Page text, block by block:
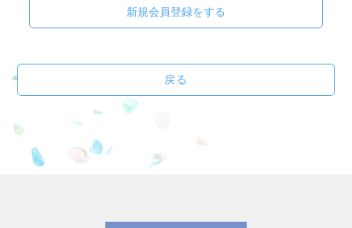
新規会員登録をする
戻る